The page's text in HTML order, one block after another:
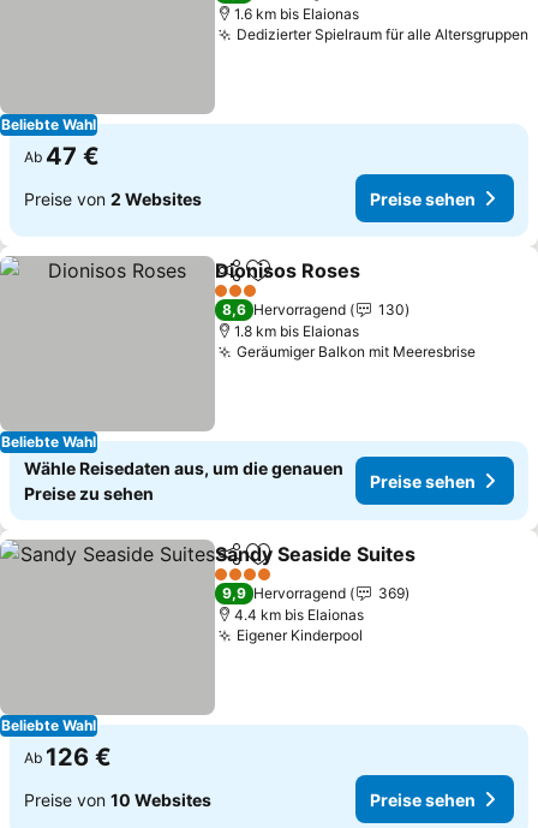
Beliebte Wahl
1.6 km bis Elaionas
Dedizierter Spielraum für alle Altersgruppen
Ab 47 €
Preise von 2 Websites Preise sehen
Beliebte Wahl
TeilenZu Favoriten hinzufügen
Dionisos Roses
3 Sterne
8,6 Hervorragend
130
1.8 km bis Elaionas
Geräumiger Balkon mit MeeresbrisePreise
Wähle Reisedaten aus, um die genauen
Preise zu sehen
Preise sehen
Beliebte Wahl
TeilenZu Favoriten hinzufügen
Sandy Seaside Suites
4 Sterne
9,9 Hervorragend
369
4.4 km bis Elaionas
Eigener Kinderpool
Ab 126 €
Preise von 10 Websites Preise sehen